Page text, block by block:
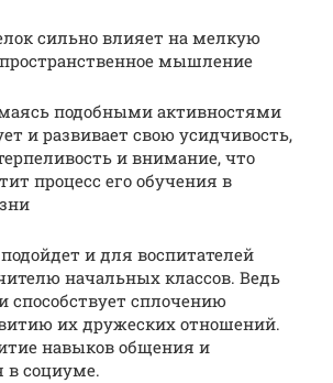
сильно влияет на мелкую
мышление
подобными активностями
и развивает свою усидчивость,
и внимание, что
процесс его обучения в
и для воспитателей
начальных классов. Ведь
способствует сплочению
их дружеских отношений.
навыков общения и
в социуме.